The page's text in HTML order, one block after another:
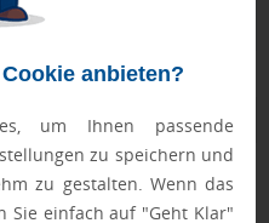
anbieten?
um Ihnen passende
zu speichern und
zu gestalten. Wenn das
Sie einfach auf "Geht Klar"
06